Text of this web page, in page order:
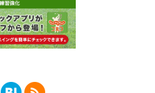
Facebookはてなブックマーク